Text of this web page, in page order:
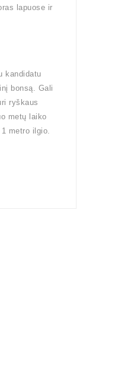
lapuose ir
kandidatu
bonsą. Gali
ryškaus
metų laiko
metro ilgio.